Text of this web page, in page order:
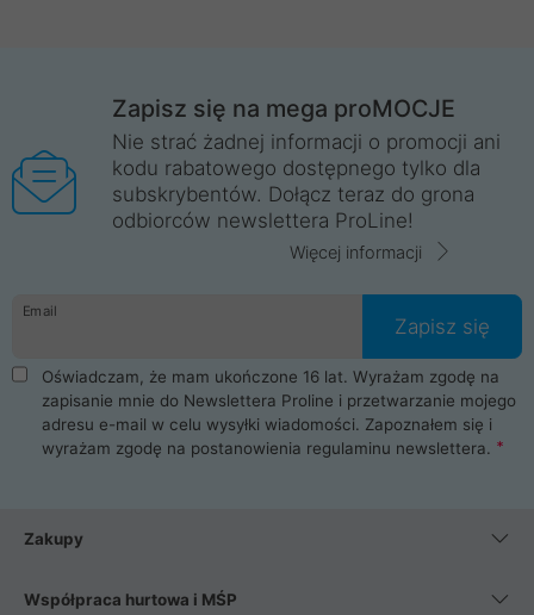
Zapisz się na mega proMOCJE
Nie strać żadnej informacji o promocji ani
kodu rabatowego dostępnego tylko dla
subskrybentów. Dołącz teraz do grona
odbiorców newslettera ProLine!
Więcej informacji
Email
Zapisz się
Oświadczam, że mam ukończone 16 lat. Wyrażam zgodę na
zapisanie mnie do Newslettera Proline i przetwarzanie mojego
adresu e-mail w celu wysyłki wiadomości. Zapoznałem się i
wyrażam zgodę na postanowienia regulaminu newslettera.
Zakupy
Współpraca hurtowa i MŚP